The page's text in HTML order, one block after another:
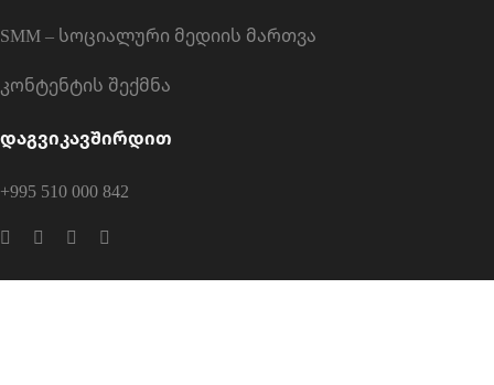
SMM – სოციალური მედიის მართვა
კონტენტის შექმნა
დაგვიკავშირდით
+995 510 000 842